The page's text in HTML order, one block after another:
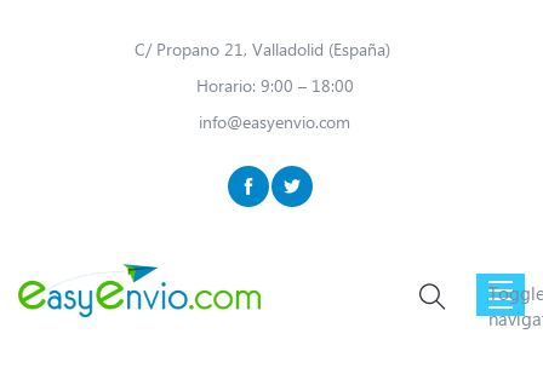
C/ Propano 21, Valladolid (España)
Horario: 9:00 – 18:00
info@easyenvio.com